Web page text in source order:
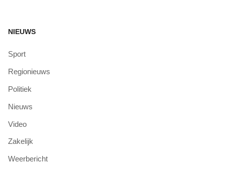
NIEUWS
Sport
Regionieuws
Politiek
Nieuws
Video
Zakelijk
Weerbericht